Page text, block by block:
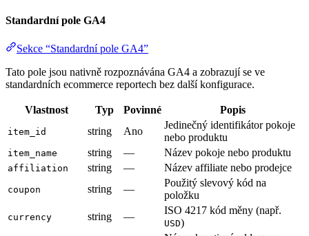
Standardní pole GA4
Sekce “Standardní pole GA4”
Tato pole jsou nativně rozpoznávána GA4 a zobrazují se ve
standardních ecommerce reportech bez další konfigurace.
Vlastnost Typ Povinné Popis
item_id string Ano
Jedinečný identifikátor pokoje
nebo produktu
item_name string — Název pokoje nebo produktu
affiliation string — Název affiliate nebo prodejce
coupon string —
Použitý slevový kód na
položku
currency string —
ISO 4217 kód měny (např.
USD)